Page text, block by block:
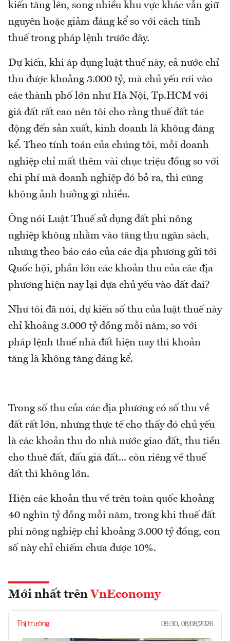
kiến tăng lên, song nhiều khu vực khác vẫn giữ
nguyên hoặc giảm đáng kể so với cách tính
thuế trong pháp lệnh trước đây.
Dự kiến, khi áp dụng luật thuế này, cả nước chỉ
thu được khoảng 3.000 tỷ, mà chủ yếu rơi vào
các thành phố lớn như Hà Nội, Tp.HCM với
giá đất rất cao nên tôi cho rằng thuế đất tác
động đến sản xuất, kinh doanh là không đáng
kể. Theo tính toán của chúng tôi, mỗi doanh
nghiệp chỉ mất thêm vài chục triệu đồng so với
chi phí mà doanh nghiệp đó bỏ ra, thì cũng
không ảnh hưởng gì nhiều.
Ông nói Luật Thuế sử dụng đất phi nông
nghiệp không nhằm vào tăng thu ngân sách,
nhưng theo báo cáo của các địa phương gửi tới
Quốc hội, phần lớn các khoản thu của các địa
phương hiện nay lại dựa chủ yếu vào đất đai?
Như tôi đã nói, dự kiến số thu của luật thuế này
chỉ khoảng 3.000 tỷ đồng mỗi năm, so với
pháp lệnh thuế nhà đất hiện nay thì khoản
tăng là không tăng đáng kể.
Trong số thu của các địa phương có số thu về
đất rất lớn, nhưng thực tế cho thấy đó chủ yếu
là các khoản thu do nhà nước giao đất, thu tiền
cho thuê đất, đấu giá đất... còn riêng về thuế
đất thì không lớn.
Hiện các khoản thu về trên toàn quốc khoảng
40 nghìn tỷ đồng mỗi năm, trong khi thuế đất
phi nông nghiệp chỉ khoảng 3.000 tỷ đồng, con
số này chỉ chiếm chưa được 10%.
Mới nhất trên VnEconomy
Thị trường 09:30, 08/08/2026